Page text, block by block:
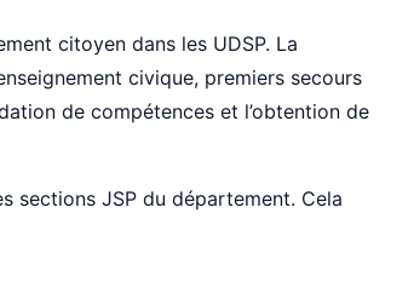
citoyen dans les UDSP. La
civique, premiers secours
de compétences et l’obtention de
sections JSP du département. Cela